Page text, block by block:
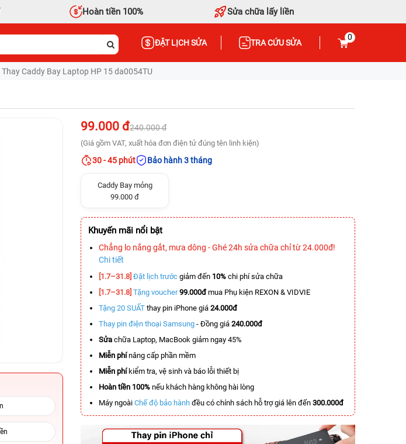
Hoàn tiền 100% Sửa chữa lấy liền
ĐẶT LỊCH SỬA TRA CỨU SỬA
0
Thay Caddy Bay Laptop HP 15 da0054TU
99.000 đ240.000 đ
(Giá gồm VAT, xuất hóa đơn điện tử đúng tên linh kiện)
30 - 45 phút Bảo hành 3 tháng
Caddy Bay mỏng
99.000 đ
Khuyến mãi nổi bật
Chẳng lo nắng gắt, mưa dông - Ghé 24h sửa chữa chỉ từ 24.000đ!
Chi tiết
[1.7–31.8] Đặt lịch trước giảm đến 10% chi phí sửa chữa
[1.7–31.8] Tặng voucher 99.000đmua Phụ kiện REXON & VIDVIE
Tặng 20 SUẤT thay pin iPhone giá 24.000đ
Thay pin điện thoại Samsung - Đồng giá 240.000đ
Sửa chữa Laptop, MacBook giảm ngay 45%
Miễn phínâng cấp phần mềm
Miễn phíkiểm tra, vệ sinh và báo lỗi thiết bị
Hoàn tiền 100% nếu khách hàng không hài lòng
Máy ngoài Chế độ bảo hành đều có chính sách hỗ trợ giá lên đến 300.000đ